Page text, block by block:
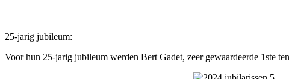
25-jarig jubileum:
Voor hun 25-jarig jubileum werden Bert Gadet, zeer gewaardeerde 1ste